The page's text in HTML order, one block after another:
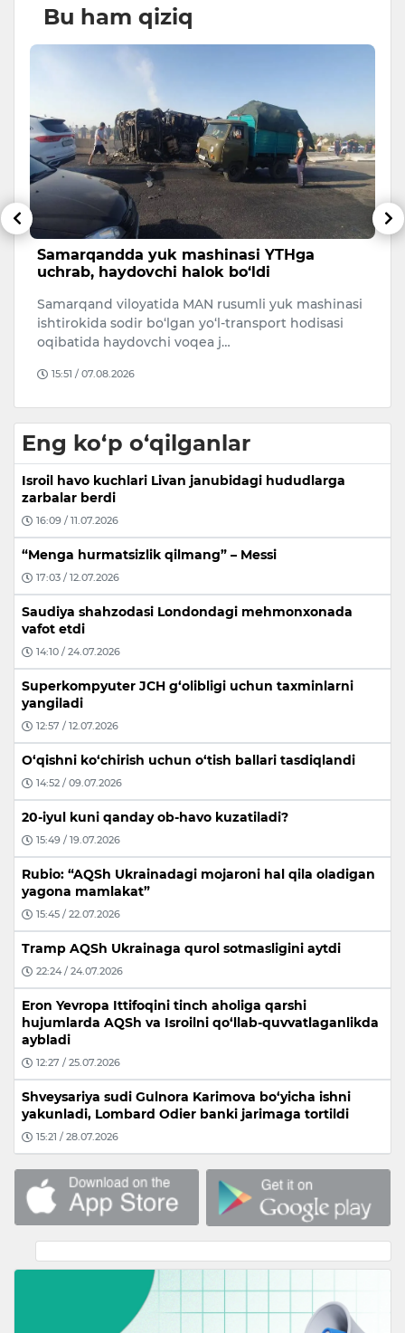
Bu ham qiziq
Samarqandda yuk mashinasi YTHga
uchrab, haydovchi halok bo‘ldi
Samarqand viloyatida MAN rusumli yuk mashinasi
ishtirokida sodir bo‘lgan yo‘l-transport hodisasi
oqibatida haydovchi voqea j…
15:51 / 07.08.2026
Eng ko‘p o‘qilganlar
Isroil havo kuchlari Livan janubidagi hududlarga
zarbalar berdi
16:09 / 11.07.2026
“Menga hurmatsizlik qilmang” – Messi
17:03 / 12.07.2026
Saudiya shahzodasi Londondagi mehmonxonada
vafot etdi
14:10 / 24.07.2026
Superkompyuter JCH g‘olibligi uchun taxminlarni
yangiladi
12:57 / 12.07.2026
O‘qishni ko‘chirish uchun o‘tish ballari tasdiqlandi
14:52 / 09.07.2026
20-iyul kuni qanday ob-havo kuzatiladi?
15:49 / 19.07.2026
Rubio: “AQSh Ukrainadagi mojaroni hal qila oladigan
yagona mamlakat”
15:45 / 22.07.2026
Tramp AQSh Ukrainaga qurol sotmasligini aytdi
22:24 / 24.07.2026
Eron Yevropa Ittifoqini tinch aholiga qarshi
hujumlarda AQSh va Isroilni qo‘llab-quvvatlaganlikda
aybladi
12:27 / 25.07.2026
Shveysariya sudi Gulnora Karimova bo‘yicha ishni
yakunladi, Lombard Odier banki jarimaga tortildi
15:21 / 28.07.2026